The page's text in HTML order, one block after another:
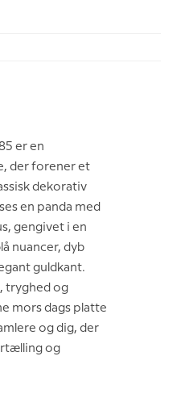
er en
der forener et
dekorativ
en panda med
gengivet i en
nuancer, dyb
guldkant.
tryghed og
mors dags platte
og dig, der
og